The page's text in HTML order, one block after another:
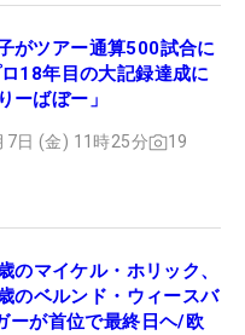
がツアー通算500試合に
18年目の大記録達成に
ーばぼー」
7日 (金) 11時25分 19
のマイケル・ホリック、
のベルンド・ウィースバ
ーが首位で最終日ヘ/欧